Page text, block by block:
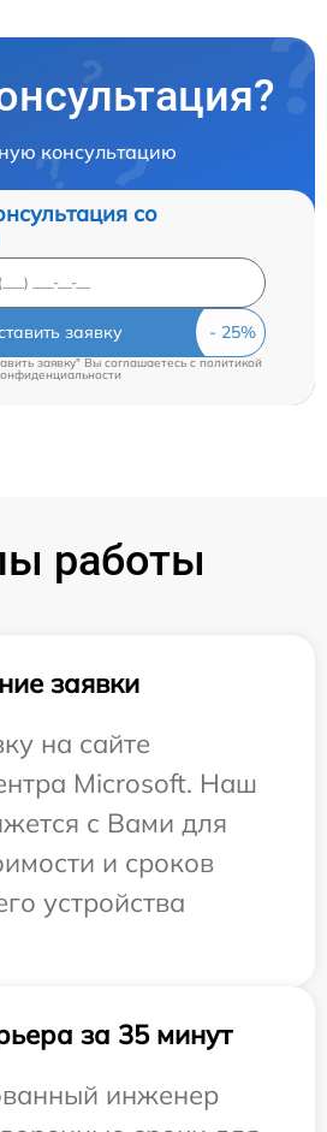
консультацию
со
заявку
заявку" Вы соглашаетесь cполитикой
работы
заявки
на сайте
Microsoft. Наш
с Вами для
и сроков
устройства
за 35 минут
инженер